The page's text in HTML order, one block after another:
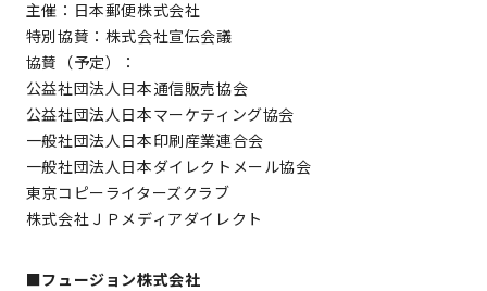
主催：日本郵便株式会社
特別協賛：株式会社宣伝会議
協賛（予定）：
公益社団法人日本通信販売協会
公益社団法人日本マーケティング協会
一般社団法人日本印刷産業連合会
一般社団法人日本ダイレクトメール協会
東京コピーライターズクラブ
株式会社ＪＰメディアダイレクト
■フュージョン株式会社